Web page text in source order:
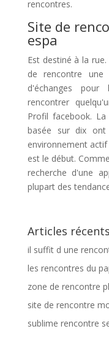
rencontres.
Site de
espa
Est destiné à la
de rencontre une
d'échanges pour
rencontrer
Profil facebook.
basée sur dix
environnement
est le début.
recherche d'une
plupart des
Articles récents
il suffit d une
les rencontres du
zone de rencontre
site de rencontre
sublime rencontre